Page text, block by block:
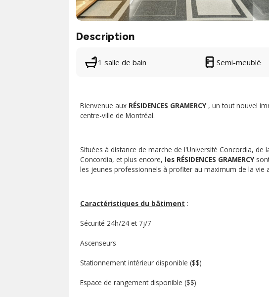
Description
1 salle de bain Semi-meublé
Bienvenue aux RÉSIDENCES GRAMERCY , un tout nouvel
centre-ville de Montréal.
Situées à distance de marche de l'Université Concordia,
Concordia, et plus encore, les RÉSIDENCES GRAMERCY
les jeunes professionnels à profiter au maximum de la vie
Caractéristiques du bâtiment :
Sécurité 24h/24 et 7j/7
Ascenseurs
Stationnement intérieur disponible ($$)
Espace de rangement disponible ($$)